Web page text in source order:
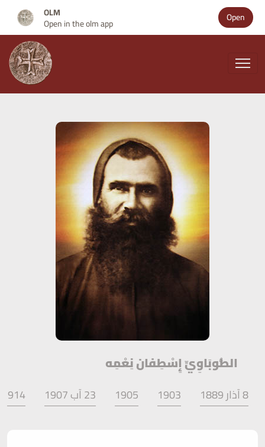
Open
OLM
Open in the olm app
الطُّوبَاوِيِّ إِسْطِفان نِعْمِه
8 آذار 1889 1903
1905 23 آب 1907 1914 -1918